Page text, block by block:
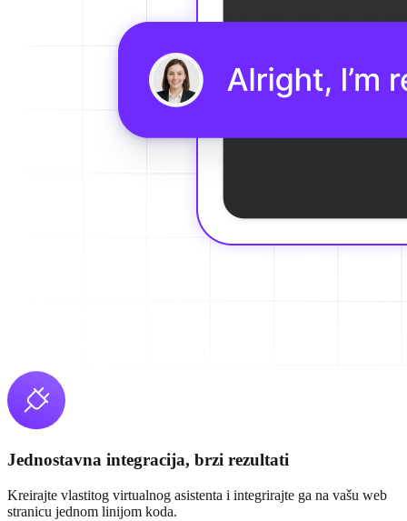
Jednostavna integracija, brzi rezultati
Kreirajte vlastitog virtualnog asistenta i integrirajte ga na vašu web
stranicu jednom linijom koda.